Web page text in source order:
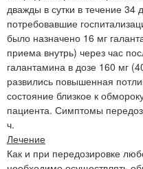
дважды в сутки в течение 34
потребовавшие
было назначено 16 мг
приема внутрь) через час
галантамина в дозе 160 мг
развились повышенная
состояние близкое к
пациента. Симптомы
ч.
Лечение
Как и при передозировке